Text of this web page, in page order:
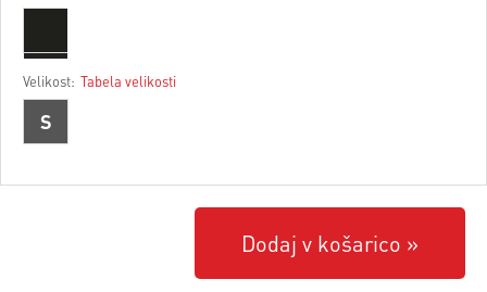
Velikost: Tabela velikosti
S
Dodaj v košarico